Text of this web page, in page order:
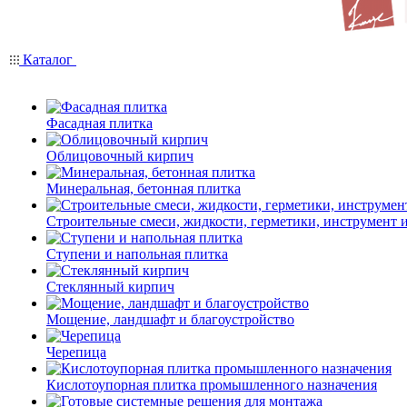
Каталог
Фасадная плитка
Облицовочный кирпич
Минеральная, бетонная плитка
Строительные смеси, жидкости, герметики, инструмент
Ступени и напольная плитка
Cтеклянный кирпич
Мощение, ландшафт и благоустройство
Черепица
Кислотоупорная плитка промышленного назначения